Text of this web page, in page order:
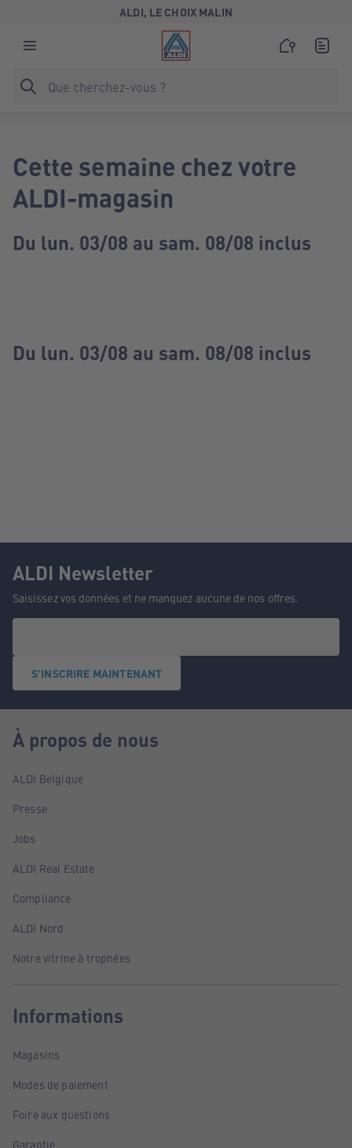
ALDI, LE CHOIX MALIN
Cette semaine chez votre
ALDI-magasin
Du lun. 03/08 au sam. 08/08 inclus
Du lun. 03/08 au sam. 08/08 inclus
ALDI Newsletter
Saisissez vos données et ne manquez aucune de nos offres.
S'INSCRIRE MAINTENANT
À propos de nous
ALDI Belgique
Presse
Jobs
ALDI Real Estate
Compliance
ALDI Nord
Notre vitrine à trophées
Informations
Magasins
Modes de paiement
Foire aux questions
Garantie